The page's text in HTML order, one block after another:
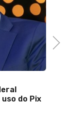
do Pix
Next